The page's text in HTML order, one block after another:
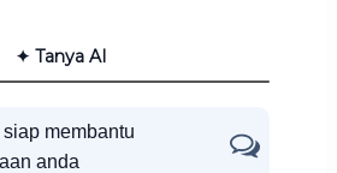
✦ Tanya AI
membantu
anda